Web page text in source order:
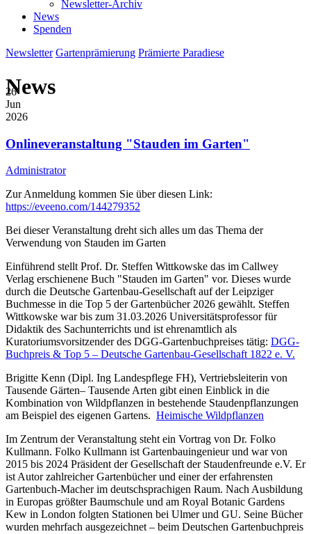
Newsletter-Archiv
News
Spenden
Newsletter Gartenprämierung Prämierte Paradiese
News
26
Jun
2026
Onlineveranstaltung "Stauden im Garten"
Administrator
Zur Anmeldung kommen Sie über diesen Link:
https://eveeno.com/144279352
Bei dieser Veranstaltung dreht sich alles um das Thema der
Verwendung von Stauden im Garten
Einführend stellt Prof. Dr. Steffen Wittkowske das im Callwey
Verlag erschienene Buch "Stauden im Garten" vor. Dieses wurde
durch die Deutsche Gartenbau-Gesellschaft auf der Leipziger
Buchmesse in die Top 5 der Gartenbücher 2026 gewählt. Steffen
Wittkowske war bis zum 31.03.2026 Universitätsprofessor für
Didaktik des Sachunterrichts und ist ehrenamtlich als
Kuratoriumsvorsitzender des DGG-Gartenbuchpreises tätig: DGG-
Buchpreis & Top 5 – Deutsche Gartenbau-Gesellschaft 1822 e. V.
Brigitte Kenn (Dipl. Ing Landespflege FH), Vertriebsleiterin von
Tausende Gärten– Tausende Arten gibt einen Einblick in die
Kombination von Wildpflanzen in bestehende Staudenpflanzungen
am Beispiel des eigenen Gartens. Heimische Wildpflanzen
Im Zentrum der Veranstaltung steht ein Vortrag von Dr. Folko
Kullmann. Folko Kullmann ist Gartenbauingenieur und war von
2015 bis 2024 Präsident der Gesellschaft der Staudenfreunde e.V. Er
ist Autor zahlreicher Gartenbücher und einer der erfahrensten
Gartenbuch-Macher im deutschsprachigen Raum. Nach Ausbildung
in Europas größter Baumschule und am Royal Botanic Gardens
Kew in London folgten Stationen bei Ulmer und GU. Seine Bücher
wurden mehrfach ausgezeichnet – beim Deutschen Gartenbuchpreis